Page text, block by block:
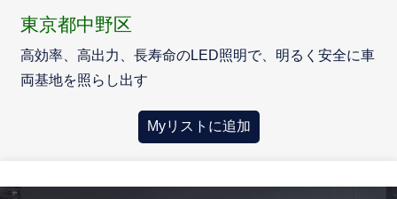
東京都中野区
高効率、高出力、長寿命のLED照明で、明るく安全に車
両基地を照らし出す
Myリストに追加